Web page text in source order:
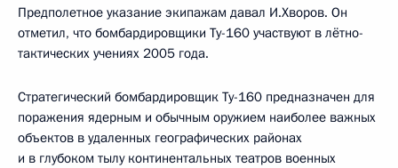
Предполетное указание экипажам давал И.Хворов. Он
отметил, что бомбардировщики Ту-160 участвуют в лётно-
тактических учениях 2005 года.
Стратегический бомбардировщик Ту-160 предназначен для
поражения ядерным и обычным оружием наиболее важных
объектов в удаленных географических районах
и в глубоком тылу континентальных театров военных